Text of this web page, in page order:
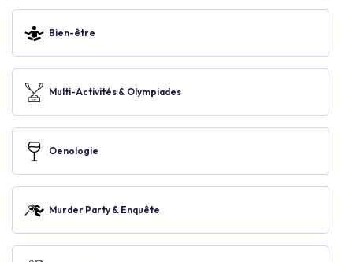
Bien-être
Multi-Activités & Olympiades
Oenologie
Murder Party & Enquête